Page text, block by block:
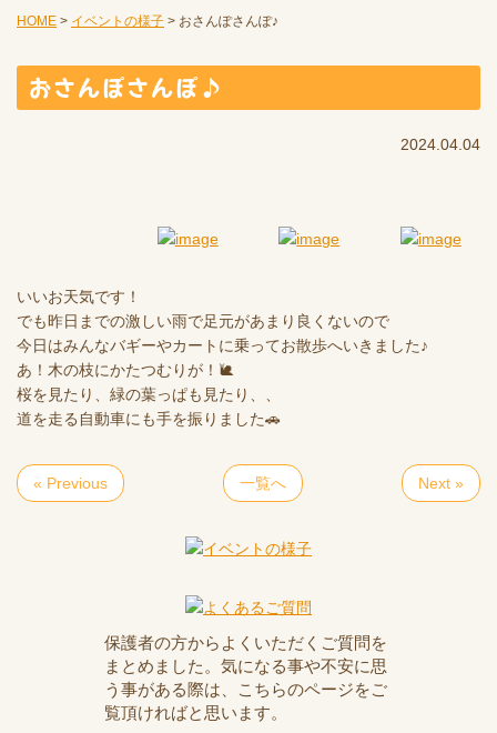
HOME > イベントの様子 > おさんぽさんぽ♪
おさんぽさんぽ♪
2024.04.04
いいお天気です！
でも昨日までの激しい雨で足元があまり良くないので
今日はみんなバギーやカートに乗ってお散歩へいきました♪
あ！木の枝にかたつむりが！🐌
桜を見たり、緑の葉っぱも見たり、、
道を走る自動車にも手を振りました🚗
« Previous 一覧へ Next »
保護者の方からよくいただくご質問を
まとめました。気になる事や不安に思
う事がある際は、こちらのページをご
覧頂ければと思います。